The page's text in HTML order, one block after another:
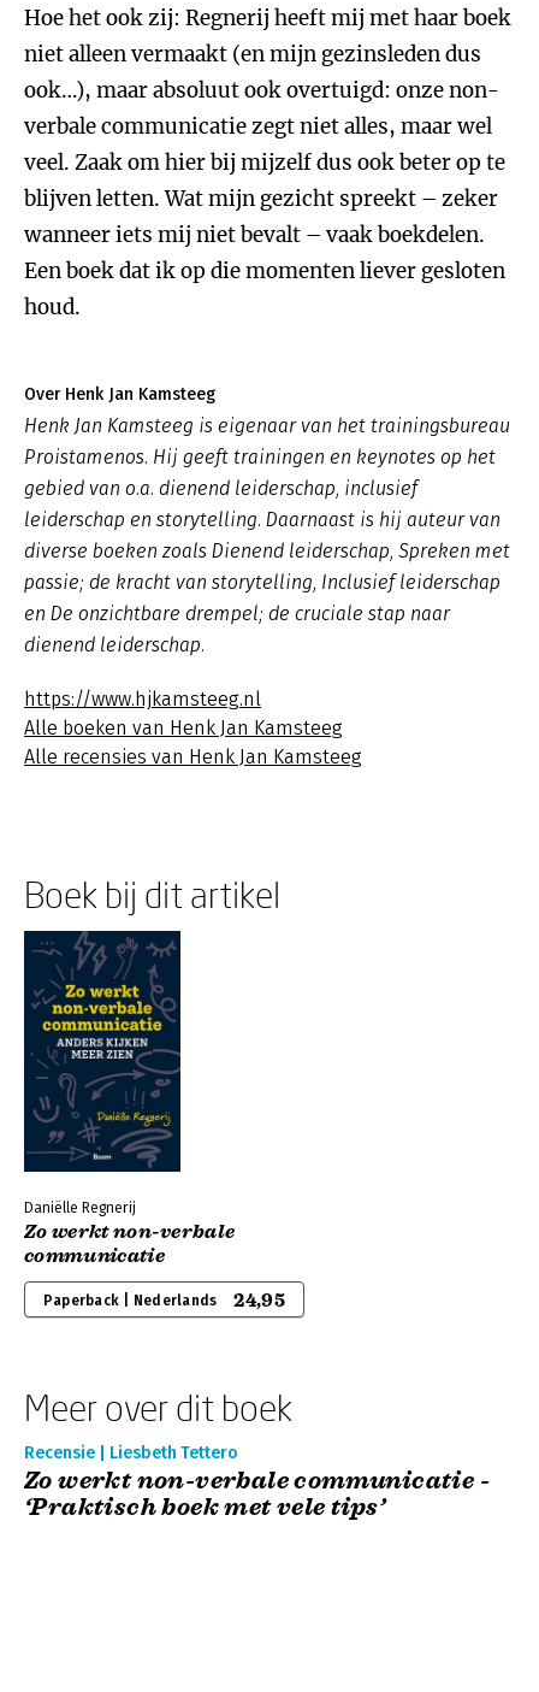
Hoe het ook zij: Regnerij heeft mij met haar boek
niet alleen vermaakt (en mijn gezinsleden dus
ook…), maar absoluut ook overtuigd: onze non-
verbale communicatie zegt niet alles, maar wel
veel. Zaak om hier bij mijzelf dus ook beter op te
blijven letten. Wat mijn gezicht spreekt – zeker
wanneer iets mij niet bevalt – vaak boekdelen.
Een boek dat ik op die momenten liever gesloten
houd.
Over Henk Jan Kamsteeg
Henk Jan Kamsteeg is eigenaar van het trainingsbureau
Proistamenos. Hij geeft trainingen en keynotes op het
gebied van o.a. dienend leiderschap, inclusief
leiderschap en storytelling. Daarnaast is hij auteur van
diverse boeken zoals Dienend leiderschap, Spreken met
passie; de kracht van storytelling, Inclusief leiderschap
en De onzichtbare drempel; de cruciale stap naar
dienend leiderschap.
https://www.hjkamsteeg.nl
Alle boeken van Henk Jan Kamsteeg
Alle recensies van Henk Jan Kamsteeg
Boek bij dit artikel
Daniëlle Regnerij
Zo werkt non-verbale
communicatie
Paperback | Nederlands 24,95
Meer over dit boek
Recensie | Liesbeth Tettero
Zo werkt non-verbale communicatie -
‘Praktisch boek met vele tips’